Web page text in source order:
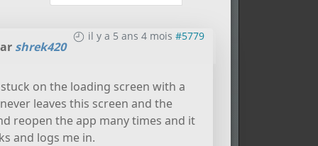
il y a 5 ans 4 mois #5779
shrek420
on the loading screen with a
leaves this screen and the
reopen the app many times and it
and logs me in.